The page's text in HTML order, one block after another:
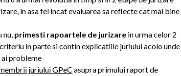
in asa fel incat evaluarea sa reflecte cat mai bine
nu, primesti rapoartele de jurizare in urma celor 2
in parte si contin explicatiile juriului acolo unde
ai probleme
juriului GPeC asupra primului raport de